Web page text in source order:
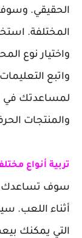
الحقيقي. وسوف
المختلفة.
واختيار نوع
واتبع
لمساعدتك في
والمنتجات
تربية أنواع
سوف تساعدك
أثناء اللعب.
التي يمكنك